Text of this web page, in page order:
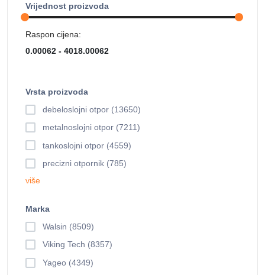
Vrijednost proizvoda
Raspon cijena:
Vrsta proizvoda
debeloslojni otpor (13650)
metalnoslojni otpor (7211)
tankoslojni otpor (4559)
precizni otpornik (785)
više
Marka
Walsin (8509)
Viking Tech (8357)
Yageo (4349)